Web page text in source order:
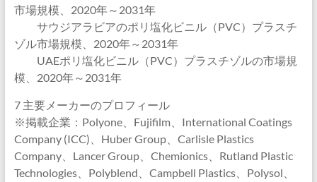
市場規模、2020年～2031年
サウジアラビアのポリ塩化ビニル（PVC）プラスチ
ゾル市場規模、2020年～2031年
UAEポリ塩化ビニル（PVC）プラスチゾルの市場規
模、2020年～2031年
7 主要メーカーのプロフィール
※掲載企業：Polyone、Fujifilm、International Coatings
Company (ICC)、Huber Group、Carlisle Plastics
Company、Lancer Group、Chemionics、Rutland Plastic
Technologies、Polyblend、Campbell Plastics、Polysol、